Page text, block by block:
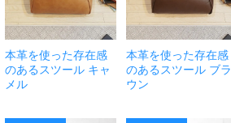
本革を使った存在感
のあるスツール キャ
メル
本革を使った存在感
のあるスツール ブラ
ウン